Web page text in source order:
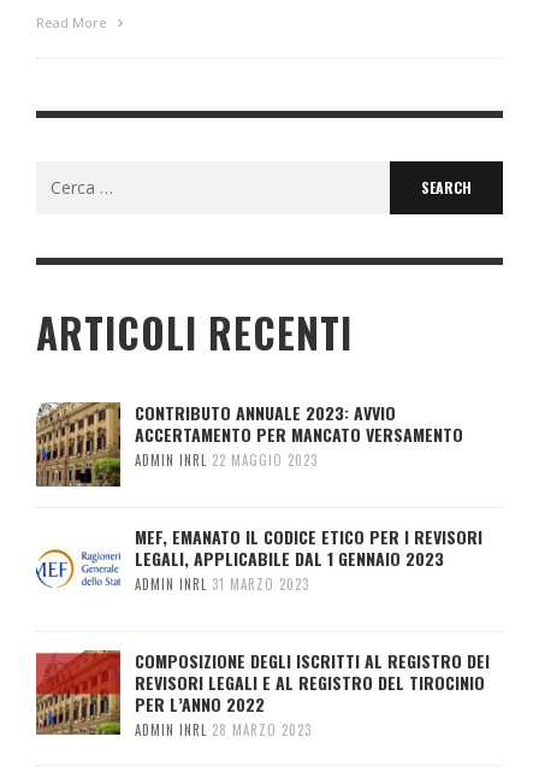
Read More
ARTICOLI RECENTI
CONTRIBUTO ANNUALE 2023: AVVIO
ACCERTAMENTO PER MANCATO VERSAMENTO
ADMIN INRL 22 MAGGIO 2023
MEF, EMANATO IL CODICE ETICO PER I REVISORI
LEGALI, APPLICABILE DAL 1 GENNAIO 2023
ADMIN INRL 31 MARZO 2023
COMPOSIZIONE DEGLI ISCRITTI AL REGISTRO DEI
REVISORI LEGALI E AL REGISTRO DEL TIROCINIO
PER L’ANNO 2022
ADMIN INRL 28 MARZO 2023